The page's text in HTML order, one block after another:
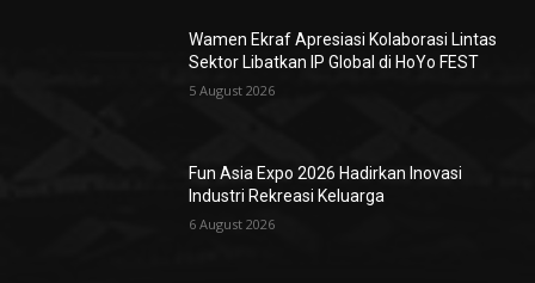
Wamen Ekraf Apresiasi Kolaborasi Lintas
Sektor Libatkan IP Global di HoYo FEST
5 August 2026
Fun Asia Expo 2026 Hadirkan Inovasi
Industri Rekreasi Keluarga
6 August 2026